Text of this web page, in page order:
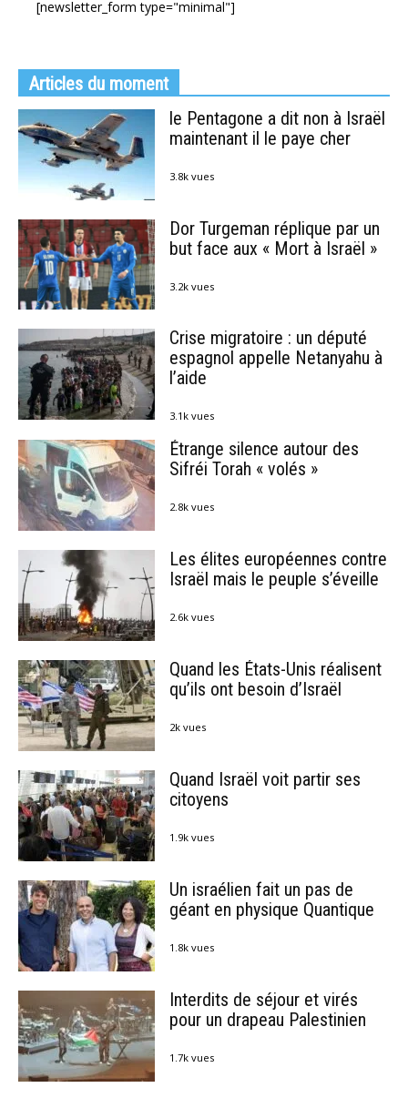
[newsletter_form type="minimal"]
Articles du moment
le Pentagone a dit non à Israël
maintenant il le paye cher
3.8k vues
Dor Turgeman réplique par un
but face aux « Mort à Israël »
3.2k vues
Crise migratoire : un député
espagnol appelle Netanyahu à
l’aide
3.1k vues
Étrange silence autour des
Sifréi Torah « volés »
2.8k vues
Les élites européennes contre
Israël mais le peuple s’éveille
2.6k vues
Quand les États-Unis réalisent
qu’ils ont besoin d’Israël
2k vues
Quand Israël voit partir ses
citoyens
1.9k vues
Un israélien fait un pas de
géant en physique Quantique
1.8k vues
Interdits de séjour et virés
pour un drapeau Palestinien
1.7k vues